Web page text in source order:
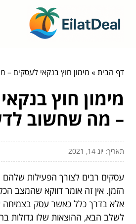
דף הבית» מימון חוץ בנקאי לעסקים –
מימון חוץ
– מה שחשוב
תאריך: יונ 14, 2021
עסקים רבים לצורך הפעילות שלהם
הזמן. אין זה אומר דווקא שהמצב
אלא בדרך כלל כאשר עסק בצמיחה
לשלב הבא, ההוצאות שלו גדולות